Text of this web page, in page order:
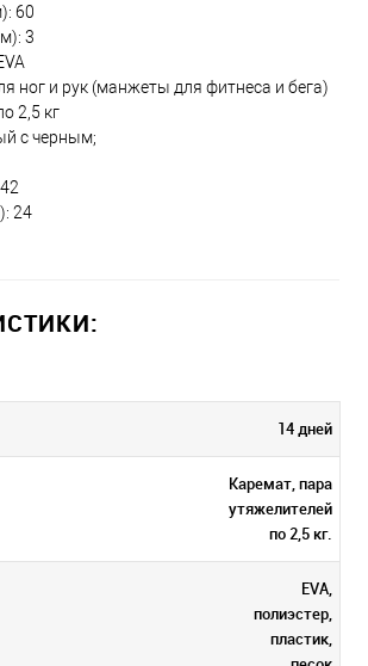
60
3
ног и рук (манжеты для фитнеса и бега)
2,5 кг
с черным;
24
14 дней
Каремат, пара
утяжелителей
по 2,5 кг.
EVA,
полиэстер,
пластик,